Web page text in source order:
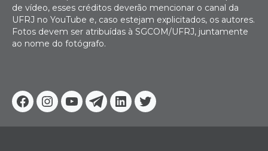
Facebook
Instagram
YoutubeTelegram
Linkedin
Twitter
de vídeo, esses créditos deverão mencionar o canal da
UFRJ no YouTube e, caso estejam explicitados, os autores.
Fotos devem ser atribuídas à SGCOM/UFRJ, juntamente
ao nome do fotógrafo.